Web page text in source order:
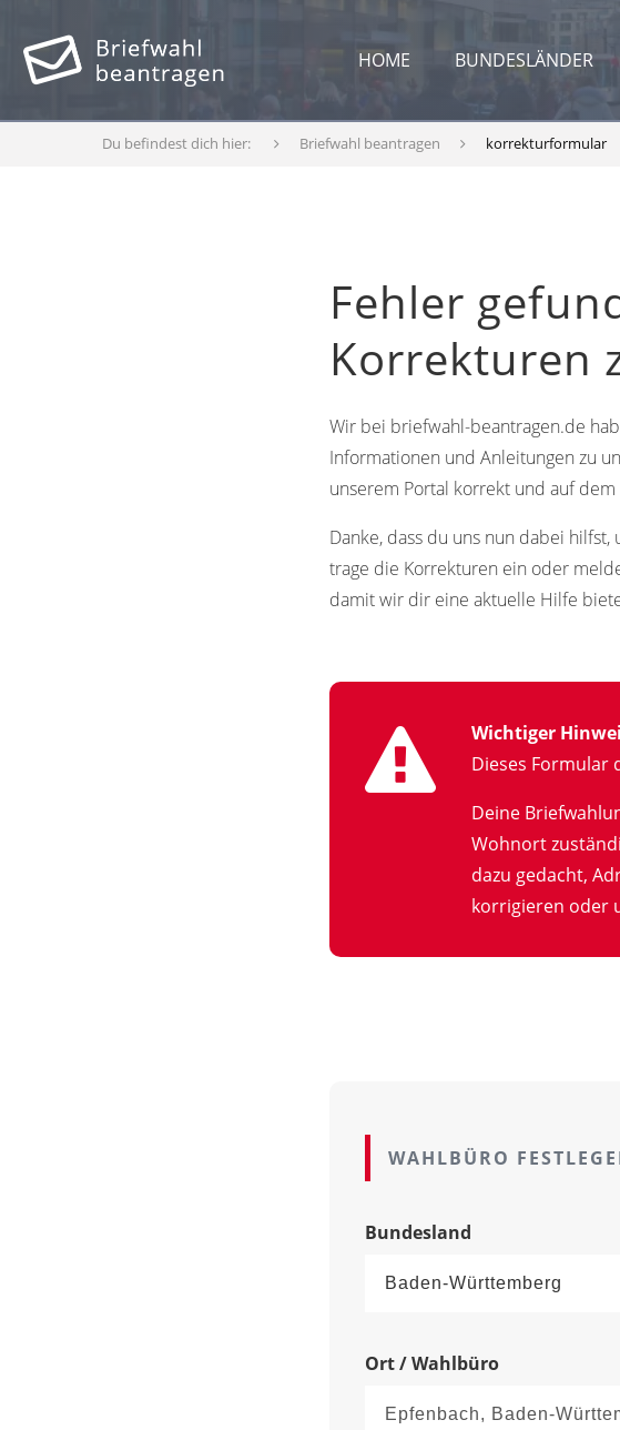
HOME BUNDESLÄNDER
Du befindest dich hier: Briefwahl beantragen korrekturformular
Fehler
Korrekturen
Wir bei briefwahl-beantragen.de
Informationen und Anleitungen zu
unserem Portal korrekt und auf
Danke, dass du uns nun dabei
trage die Korrekturen ein oder
damit wir dir eine aktuelle Hilfe
Wichtiger
Dieses Formular
Deine
Wohnort
dazu gedacht,
korrigieren oder
WAHLBÜRO
Bundesland
Ort / Wahlbüro